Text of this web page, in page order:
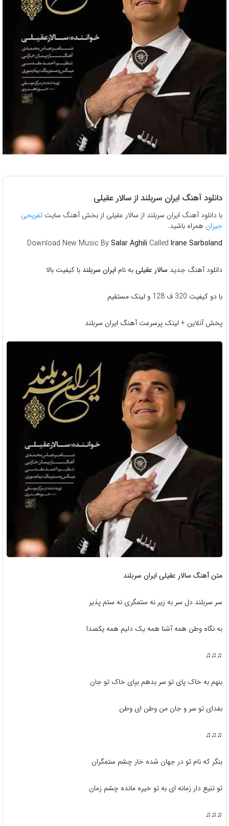
دانلود آهنگ ايران سربلند از سالار عقیلی
با دانلود آهنگ ايران سربلند از سالار عقیلی از بخش آهنگ سایت تفریحی
جیران همراه باشید.
Download New Music BySalar Aghili Called Irane Sarboland
دانلود آهنگ جديد سالار عقيلیبه نام ايران سربلند با کیفیت بالا
با دو کیفیت 320 ف 128 و لینک مستقیم
پخش آنلاین + لینک پرسرعت آهنگ ایران سربلند
متن آهنگ سالار عقيلی ايران سربلند
سر سربلند دل سر به زیر نه ستمگری نه ستم پذیر
به نگاه وطن همه آشنا همه یک دلیم همه یکصدا
♫♫♫
بنهم به خاک پای تو سر بدهم بپای خاک تو جان
بفدای تو سر و جان من وطن ای وطن
♫♫♫
بنگر که نام تو در جهان شده خار چشم ستمگران
تو تنیع دار زمانه ای به تو خیره مانده چشم زمان
♫♫♫